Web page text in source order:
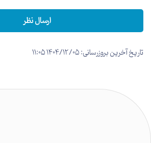
ارسال نظر
تاریخ آخرین بروزرسانی: 1404/12/05 11:05